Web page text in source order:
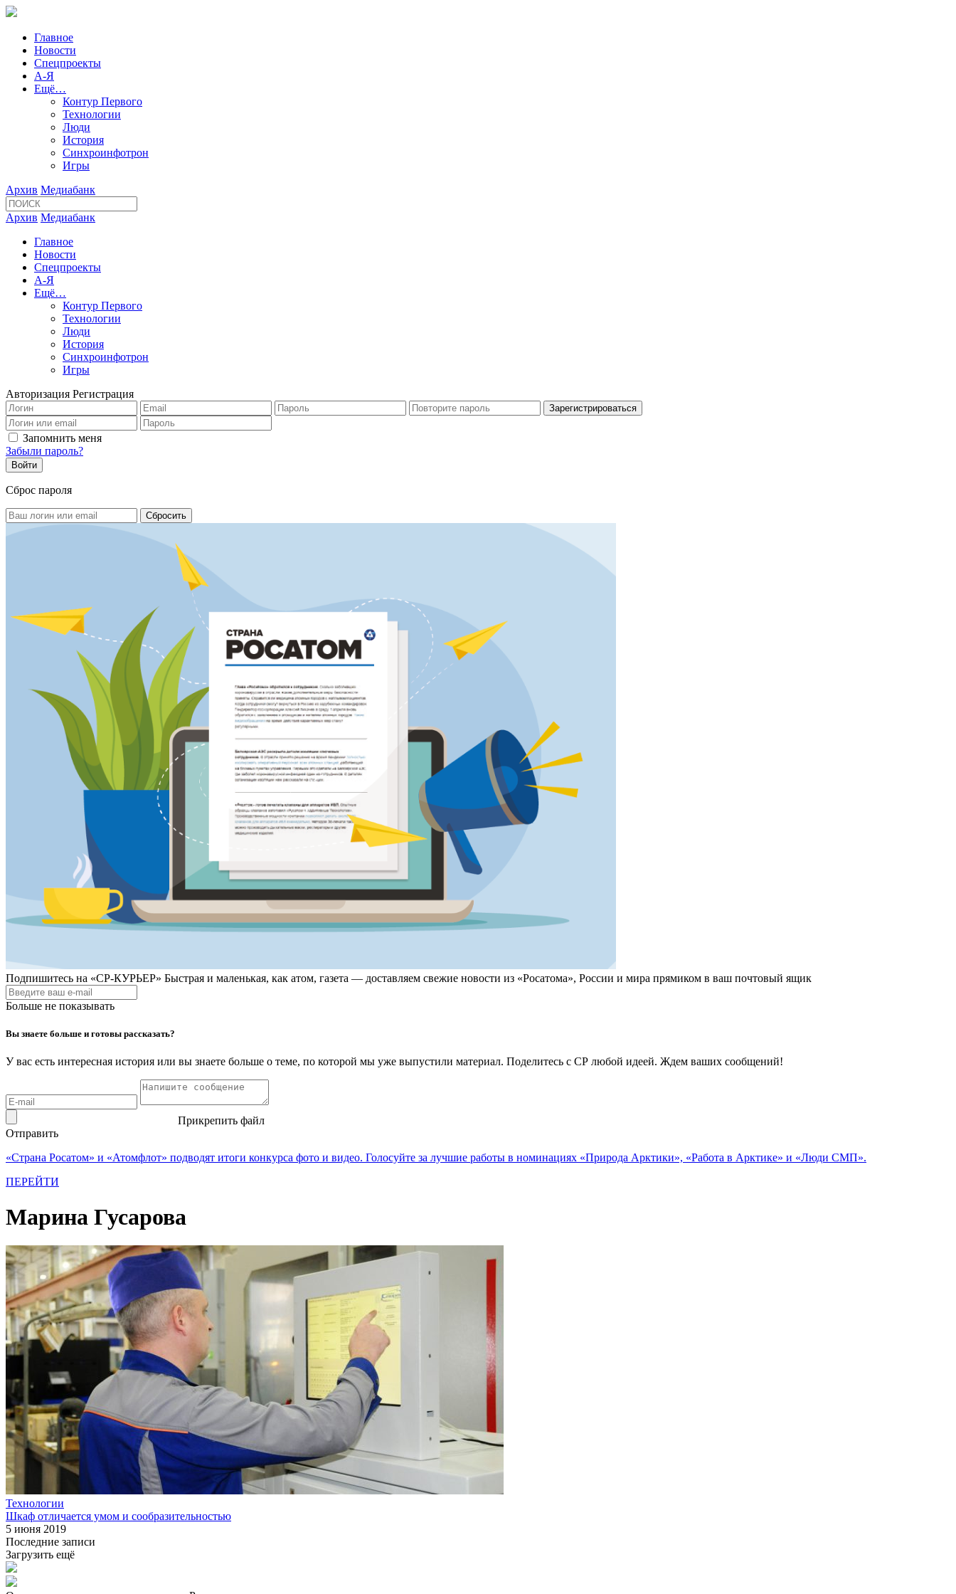
Главное
Новости
Спецпроекты
А-Я
Ещё…
Контур Первого
Технологии
Люди
История
Синхроинфотрон
Игры
Архив Медиабанк
Архив Медиабанк
Главное
Новости
Спецпроекты
А-Я
Ещё…
Контур Первого
Технологии
Люди
История
Синхроинфотрон
Игры
Авторизация Регистрация
Запомнить меня
Забыли пароль?
Сброс пароля
Подпишитесь на «СР-КУРЬЕР» Быстрая и маленькая, как атом, газета — доставляем свежие новости из «Росатома», России и мира прямиком в ваш почтовый ящик
Больше не показывать
Вы знаете больше и готовы рассказать?
У вас есть интересная история или вы знаете больше о теме, по которой мы уже выпустили материал. Поделитесь с СР любой идеей. Ждем ваших сообщений!
Прикрепить файл
Отправить
«Страна Росатом» и «Атомфлот» подводят итоги конкурса фото и видео. Голосуйте за лучшие работы в номинациях «Природа Арктики», «Работа в Арктике» и «Люди СМП».
ПЕРЕЙТИ
Марина Гусарова
Технологии
Шкаф отличается умом и сообразительностью
5 июня 2019
Последние записи
Загрузить ещё